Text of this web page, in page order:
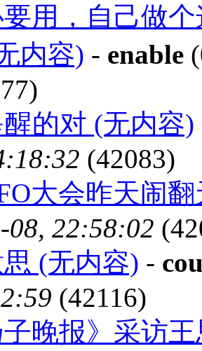
用，自己做
内容) - enable
的对 (无内容)
(42083)
大会昨天闹
08, 22:58:02
(无内容) -
(42116)
子晚报》采访